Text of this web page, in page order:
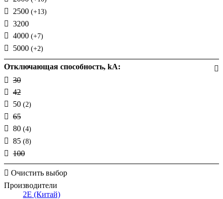
2500 (+13)
3200
4000 (+7)
5000 (+2)
Отключающая способность, kA:
30
42
50 (2)
65
80 (4)
85 (8)
100
Очистить выбор
Производители
2E (Китай)